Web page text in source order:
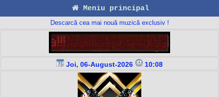
Meniu principal
Descarcă cea mai nouă muzică exclusiv !
Joi, 06-August-2026 10:08